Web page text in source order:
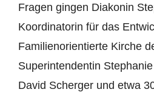
Fragen gingen Diakonin
Koordinatorin für das
Familienorientierte Kirche
Superintendentin
David Scherger und etwa